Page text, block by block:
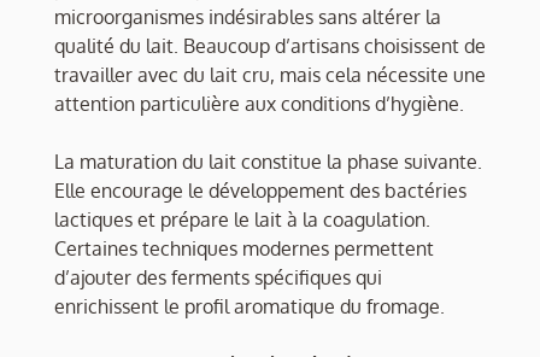
microorganismes indésirables sans altérer la
qualité du lait. Beaucoup d’artisans choisissent de
travailler avec du lait cru, mais cela nécessite une
attention particulière aux conditions d’hygiène.
La maturation du lait constitue la phase suivante.
Elle encourage le développement des bactéries
lactiques et prépare le lait à la coagulation.
Certaines techniques modernes permettent
d’ajouter des ferments spécifiques qui
enrichissent le profil aromatique du fromage.